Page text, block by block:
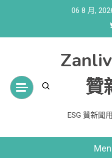
06 8 月,
贊
ESG 贊新聞